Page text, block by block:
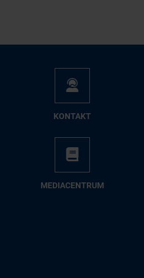
KON­TAKT
ME­DIA­CEN­TRUM